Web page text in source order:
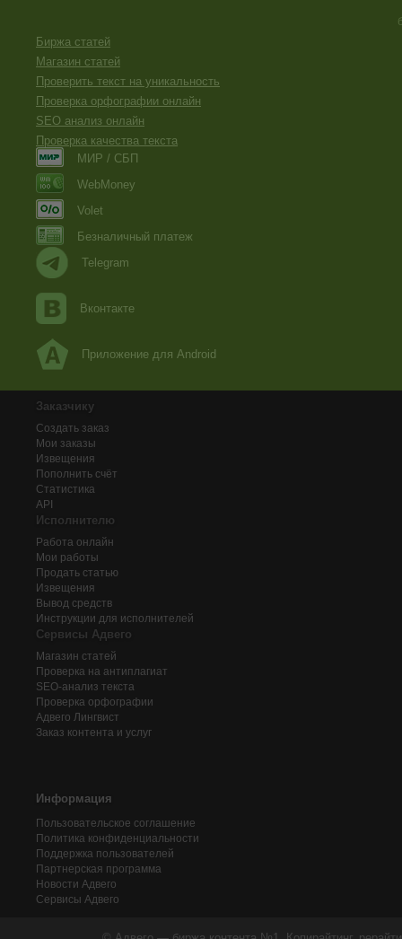
Биржа статей
Магазин статей
Проверить текст на уникальность
Проверка орфографии онлайн
SEO анализ онлайн
Проверка качества текста
МИР / СБП
WebMoney
Volet
Безналичный платеж
Telegram
Вконтакте
Приложение для Android
Заказчику
Создать заказ
Мои заказы
Извещения
Пополнить счёт
Статистика
API
Исполнителю
Работа онлайн
Мои работы
Продать статью
Извещения
Вывод средств
Инструкции для исполнителей
Сервисы Адвего
Магазин статей
Проверка на антиплагиат
SEO-анализ текста
Проверка орфографии
Адвего Лингвист
Заказ контента и услуг
Информация
Пользовательское соглашение
Политика конфиденциальности
Поддержка пользователей
Партнерская программа
Новости Адвего
Сервисы Адвего